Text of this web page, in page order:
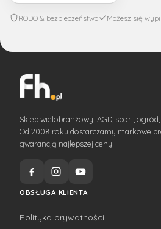
RODO & bezpieczeństwo Możesz się
Sklep wielobranżowy. AGD, sport,
Od 2008 roku dostarczamy markowe
gwarancją najlepszej ceny.
OBSŁUGA KLIENTA
Polityka prywatności